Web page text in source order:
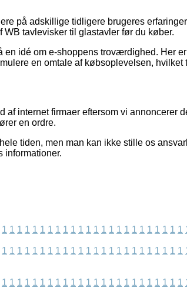
på adskillige tidligere brugeres
tavlevisker til glastavler før du køber.
en idé om e-shoppens troværdighed. Her
en omtale af købsoplevelsen, hvilket
af internet firmaer eftersom vi annoncerer
en ordre.
tiden, men man kan ikke stille os
informationer.
1 1 1 1 1 1 1 1 1 1 1 1 1 1 1 1 1 1 1 1 1 1 1 1
1 1 1 1 1 1 1 1 1 1 1 1 1 1 1 1 1 1 1 1 1 1 1 1
1 1 1 1 1 1 1 1 1 1 1 1 1 1 1 1 1 1 1 1 1 1 1 1